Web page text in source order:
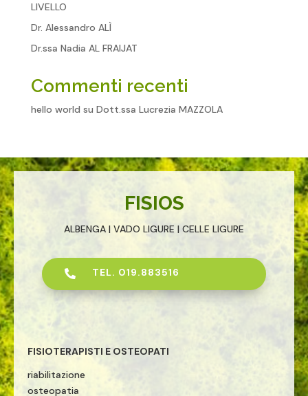
LIVELLO
Dr. Alessandro ALÌ
Dr.ssa Nadia AL FRAIJAT
Commenti recenti
hello world su Dott.ssa Lucrezia MAZZOLA
FISIOS
ALBENGA | VADO LIGURE | CELLE LIGURE
 TEL. 019.883516
FISIOTERAPISTI E OSTEOPATI
riabilitazione
osteopatia